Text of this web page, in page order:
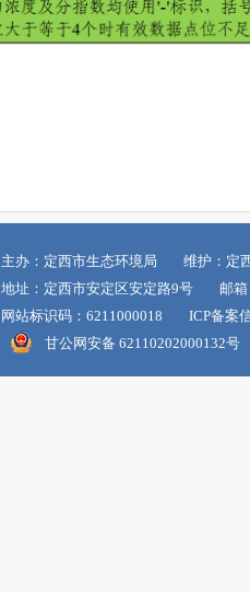
主办：定西市生态环境局 维护：定
地址：定西市安定区安定路9号 邮箱
网站标识码：6211000018 ICP备案
甘公网安备 62110202000132号